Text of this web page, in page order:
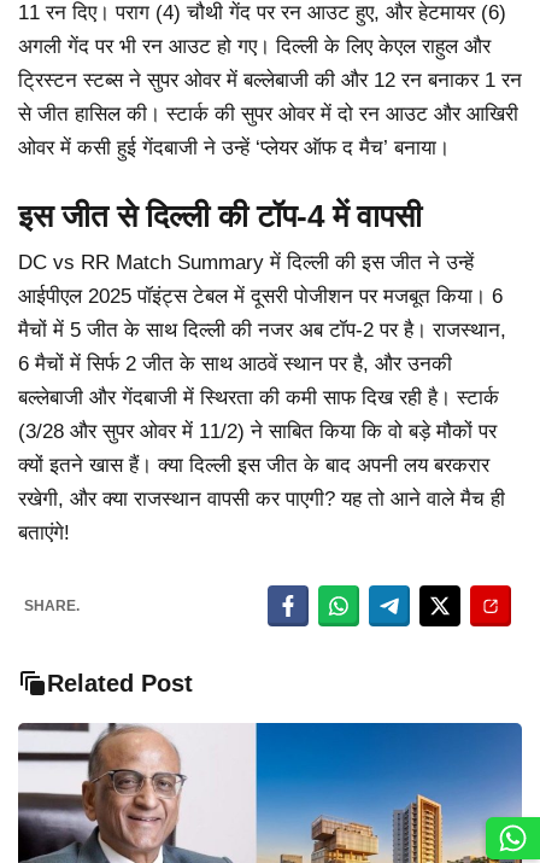
11 रन दिए। पराग (4) चौथी गेंद पर रन आउट हुए, और हेटमायर (6)
अगली गेंद पर भी रन आउट हो गए। दिल्ली के लिए केएल राहुल और
ट्रिस्टन स्टब्स ने सुपर ओवर में बल्लेबाजी की और 12 रन बनाकर 1 रन
से जीत हासिल की। स्टार्क की सुपर ओवर में दो रन आउट और आखिरी
ओवर में कसी हुई गेंदबाजी ने उन्हें ‘प्लेयर ऑफ द मैच’ बनाया।
इस जीत से दिल्ली की टॉप-4 में वापसी
DC vs RR Match Summary में दिल्ली की इस जीत ने उन्हें
आईपीएल 2025 पॉइंट्स टेबल में दूसरी पोजीशन पर मजबूत किया। 6
मैचों में 5 जीत के साथ दिल्ली की नजर अब टॉप-2 पर है। राजस्थान,
6 मैचों में सिर्फ 2 जीत के साथ आठवें स्थान पर है, और उनकी
बल्लेबाजी और गेंदबाजी में स्थिरता की कमी साफ दिख रही है। स्टार्क
(3/28 और सुपर ओवर में 11/2) ने साबित किया कि वो बड़े मौकों पर
क्यों इतने खास हैं। क्या दिल्ली इस जीत के बाद अपनी लय बरकरार
रखेगी, और क्या राजस्थान वापसी कर पाएगी? यह तो आने वाले मैच ही
बताएंगे!
SHARE.
Related Post